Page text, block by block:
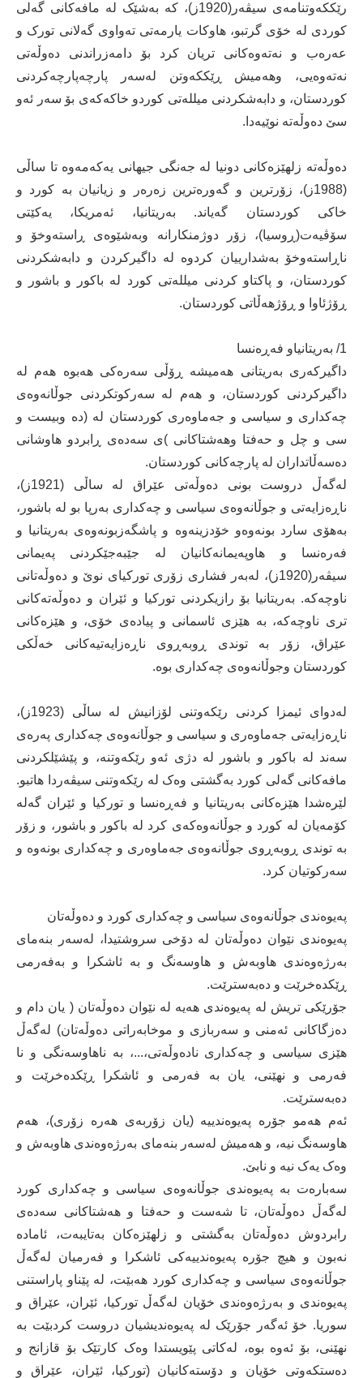
رێککەوتنامەی سیڤەر(1920ز)، کە بەشێک لە مافەکانی گەلی
کوردی لە خۆی گرتبو، هاوکات یارمەتی تەواوی گەلانی تورک و
عەرەب و نەتەوەکانی تریان کرد بۆ دامەزراندنی دەوڵەتی
نەتەوەیی، وهەمیش ڕێککەوتن لەسەر پارچەپارچەکردنی
کوردستان، و دابەشکردنی میللەتی کوردو خاکەکەی بۆ سەر ئەو
سێ دەوڵەتە نوێیەدا.
دەوڵەتە زلهێزەکانی دونیا لە جەنگی جیهانی یەکەمەوە تا ساڵی
(1988ز)، زۆرترین و گەورەترین زەرەر و زیانیان بە کورد و
خاکی کوردستان گەیاند. بەریتانیا، ئەمریکا، یەکێتی
سۆڤیەت(ڕوسیا)، زۆر دوژمنکارانە وبەشێوەی ڕاستەوخۆ و
ناڕاستەوخۆ بەشدارییان کردوە لە داگیرکردن و دابەشکردنی
کوردستان، و پاکتاو کردنی میللەتی کورد لە باکور و باشور و
ڕۆژئاوا و ڕۆژهەڵاتی کوردستان.
1/ بەریتانیاو فەڕەنسا
داگیرکەری بەریتانی هەمیشە ڕۆڵی سەرەکی هەبوە هەم لە
داگیرکردنی کوردستان، و هەم لە سەرکوتکردنی جوڵانەوەی
چەکداری و سیاسی و جەماوەری کوردستان لە (دە وبیست و
سی و چل و حەفتا وھەشتاکانی )ی سەدەی ڕابردو ھاوشانی
دەسەڵاتداران لە پارچەکانی کوردستان.
لەگەڵ دروست بونی دەوڵەتی عێراق لە ساڵی (1921ز)،
ناڕەزایەتی و جوڵانەوەی سیاسی و چەکداری بەرپا بو لە باشور،
بەھۆی سارد بونەوەو خۆدزینەوە و پاشگەزبونەوەی بەریتانیا و
فەرەنسا و ھاوپەیمانەکانیان لە جێبەجێکردنی پەیمانی
سیڤەر(1920ز)، لەبەر فشاری زۆری تورکیای نوێ و دەوڵەتانی
ناوچەکە. بەریتانیا بۆ رازیکردنی تورکیا و ئێران و دەوڵەتەکانی
تری ناوچەکە، بە هێزی ئاسمانی و پیادەی خۆی، و هێزەکانی
عێراق، زۆر بە توندی ڕوبەڕوی ناڕەزایەتیەکانی خەڵکی
کوردستان وجوڵانەوەی چەکداری بوە.
لەدوای ئیمزا کردنی رێکەوتنی لۆزانیش لە ساڵی (1923ز)،
ناڕەزایەتی جەماوەری و سیاسی و جوڵانەوەی چەکداری پەرەی
سەند لە باکور و باشور لە دژی ئەو رێکەوتنە، و پێشێلکردنی
مافەکانی گەلی کورد بەگشتی وەک لە رێکەوتنی سیڤەردا ھاتبو.
لێرەشدا هێزەکانی بەریتانیا و فەڕەنسا و تورکیا و ئێران گەلە
کۆمەیان لە کورد و جوڵانەوەکەی کرد لە باکور و باشور، و زۆر
بە توندی ڕوبەڕوی جوڵانەوەی جەماوەری و چەکداری بونەوە و
سەرکوتیان کرد.
پەیوەندی جوڵانەوەی سیاسی و چەکداری کورد و دەوڵەتان
پەیوەندی نێوان دەوڵەتان لە دۆخی سروشتیدا، لەسەر بنەمای
بەرژەوەندی هاوبەش و هاوسەنگ و بە ئاشکرا و بەفەرمی
ڕێکدەخرێت و دەبەسترێت.
جۆرێکی تریش لە پەیوەندی هەیە لە نێوان دەوڵەتان ( یان دام و
دەزگاکانی ئەمنی و سەربازی و موخابەراتی دەوڵەتان) لەگەڵ
هێزی سیاسی و چەکداری نادەوڵەتی،...، بە ناهاوسەنگی و نا
فەرمی و نهێنی، یان بە فەرمی و ئاشکرا ڕێکدەخرێت و
دەبەسترێت.
ئەم هەمو جۆرە پەیوەندییە (یان زۆربەی هەرە زۆری)، هەم
هاوسەنگ نیە، و هەمیش لەسەر بنەمای بەرژەوەندی هاوبەش و
وەک یەک نیە و نابێ.
سەبارەت بە پەیوەندی جوڵانەوەی سیاسی و چەکداری کورد
لەگەڵ دەوڵەتان، تا شەست و حەفتا و ھەشتاکانی سەدەی
رابردوش دەوڵەتان بەگشتی و زلھێزەکان بەتایبەت، ئامادە
نەبون و هیچ جۆرە پەیوەندییەکی ئاشکرا و فەرمیان لەگەڵ
جوڵانەوەی سیاسی و چەکداری کورد هەبێت، لە پێناو پاراستنی
پەیوەندی و بەرژەوەندی خۆیان لەگەڵ تورکیا، ئێران، عێراق و
سوریا. خۆ ئەگەر جۆرێک لە پەیوەندیشیان دروست کردبێت بە
نھێنی، بۆ ئەوە بوە، لەکاتی پێویستدا وەک کارتێک بۆ قازانج و
دەستکەوتی خۆیان و دۆستەکانیان (تورکیا، ئێران، عێراق و